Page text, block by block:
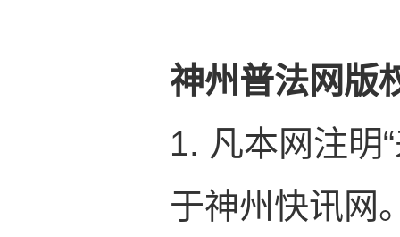
神州普法网版
1. 凡本网注明
于神州快讯网